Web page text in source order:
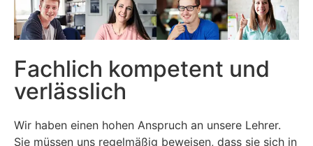
Fachlich kompetent und
verlässlich
Wir haben einen hohen Anspruch an unsere Lehrer.
Sie müssen uns regelmäßig beweisen, dass sie sich in